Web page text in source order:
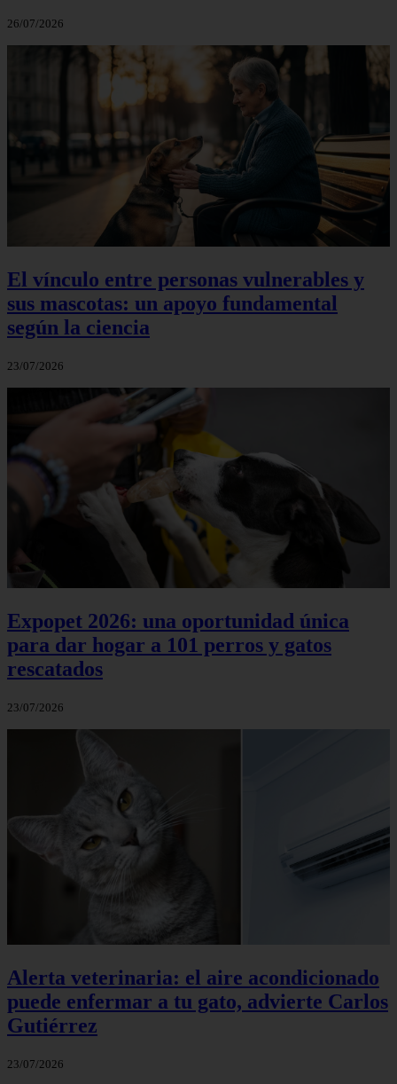
26/07/2026
El vínculo entre personas vulnerables y
sus mascotas: un apoyo fundamental
según la ciencia
23/07/2026
Expopet 2026: una oportunidad única
para dar hogar a 101 perros y gatos
rescatados
23/07/2026
Alerta veterinaria: el aire acondicionado
puede enfermar a tu gato, advierte Carlos
Gutiérrez
23/07/2026